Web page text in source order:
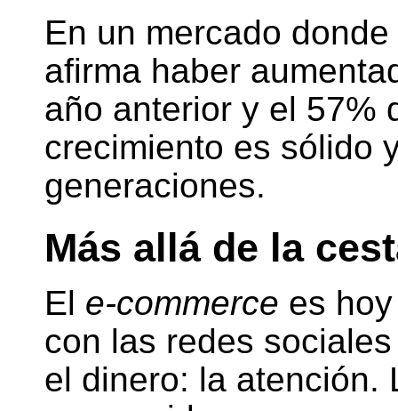
En un mercado
afirma haber
año anterior y el 57%
crecimiento es sólido
generaciones.
Más allá de la
El e-commerce es
con las redes
el dinero: la atención.